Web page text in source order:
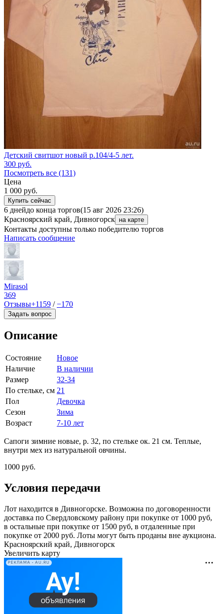
Детский свитшот новый р.104/4-5 лет.
300 руб.
Посмотреть все (131)
Цена
1 000 руб.
Купить сейчас
6 днейдо конца торгов(15 авг 2026 23:26)
Красноярский край, Дивногорск на карте
Контакты доступны только победителю торгов
Написать сообщение
Mirasol
369
Отзывы+1159 /−170
Задать вопрос
Описание
Состояние
Новое
Наличие
В наличии
Размер
32-34
По стельке, см 21
Пол
Девочка
Сезон
Зима
Возраст
7-10 лет
Сапоги зимние новые, р. 32, по стельке ок. 21 см. Теплые,
внутри мех из натуральной овчины.
1000 руб.
Условия передачи
Лот находится в Дивногорске. Возможна по договоренности
доставка по Свердловскому району при покупке от 1000 руб,
в остальные при покупке от 1500 руб, в отдаленные при
покупке от 2000 руб. Лоты могут быть проданы вне аукциона.
Красноярский край, Дивногорск
Увеличить карту
РЕКЛАМА • AU.RU